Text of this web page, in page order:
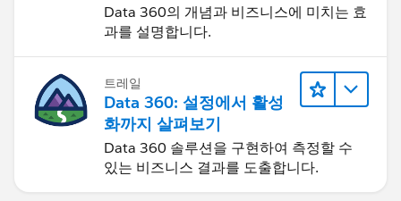
Data 360의 개념과 비즈니스에 미치는 효
과를 설명합니다.
트레일
Data 360: 설정에서 활성
화까지 살펴보기
Data 360 솔루션을 구현하여 측정할 수
있는 비즈니스 결과를 도출합니다.